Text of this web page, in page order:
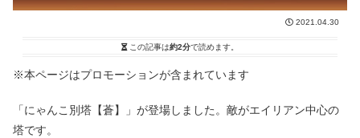
2021.04.30
この記事は約2分で読めます。
※本ページはプロモーションが含まれています
「にゃんこ別塔【蒼】」が登場しました。敵がエイリアン中心の
塔です。